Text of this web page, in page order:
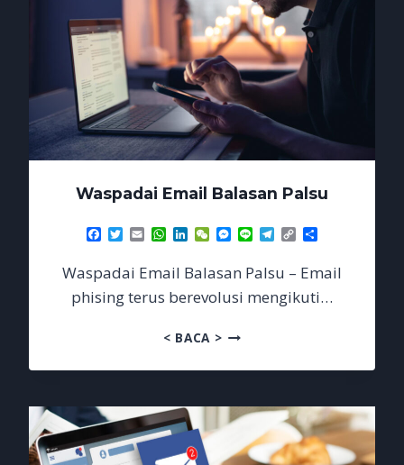
Waspadai Email Balasan Palsu
Facebook
TwitterEmailWhatsApp
LinkedIn
WeChatMessenger
Line Telegram
Copy
Link
Waspadai Email Balasan Palsu – Email
phising terus berevolusi mengikuti…
< BACA >WASPADAI
BALASAN